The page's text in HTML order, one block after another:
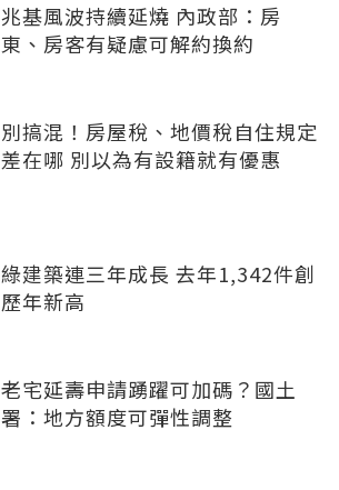
兆基風波持續延燒 內政部：房
東、房客有疑慮可解約換約
別搞混！房屋稅、地價稅自住規定
差在哪 別以為有設籍就有優惠
綠建築連三年成長 去年1,342件創
歷年新高
老宅延壽申請踴躍可加碼？國土
署：地方額度可彈性調整